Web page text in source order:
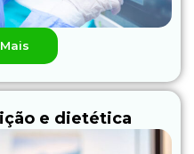
e dietética